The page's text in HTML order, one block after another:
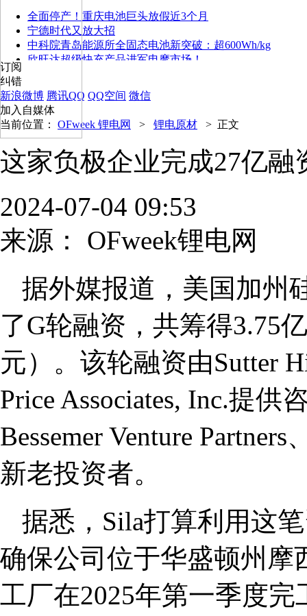
全面停产！重庆电池巨头放假近3个月
宁德时代又放大招
中科院青岛能源所全固态电池新突破：超600Wh/kg
欣旺达超级快充产品进军电摩市场！
订阅
纠错
新浪微博 腾讯QQ QQ空间 微信
加入自媒体
当前位置： OFweek 锂电网 > 锂电原材 > 正文
这家负极企业完成27亿融
2024-07-04 09:53
来源：
OFweek锂电网
据外媒报道，美国加州
了G轮融资，共筹得3.75
元）。该轮融资由Sutter
Price Associates, Inc.提
Bessemer Venture
新老投资者。
据悉，Sila打算利用这
确保公司位于华盛顿州摩
工厂在2025年第一季度